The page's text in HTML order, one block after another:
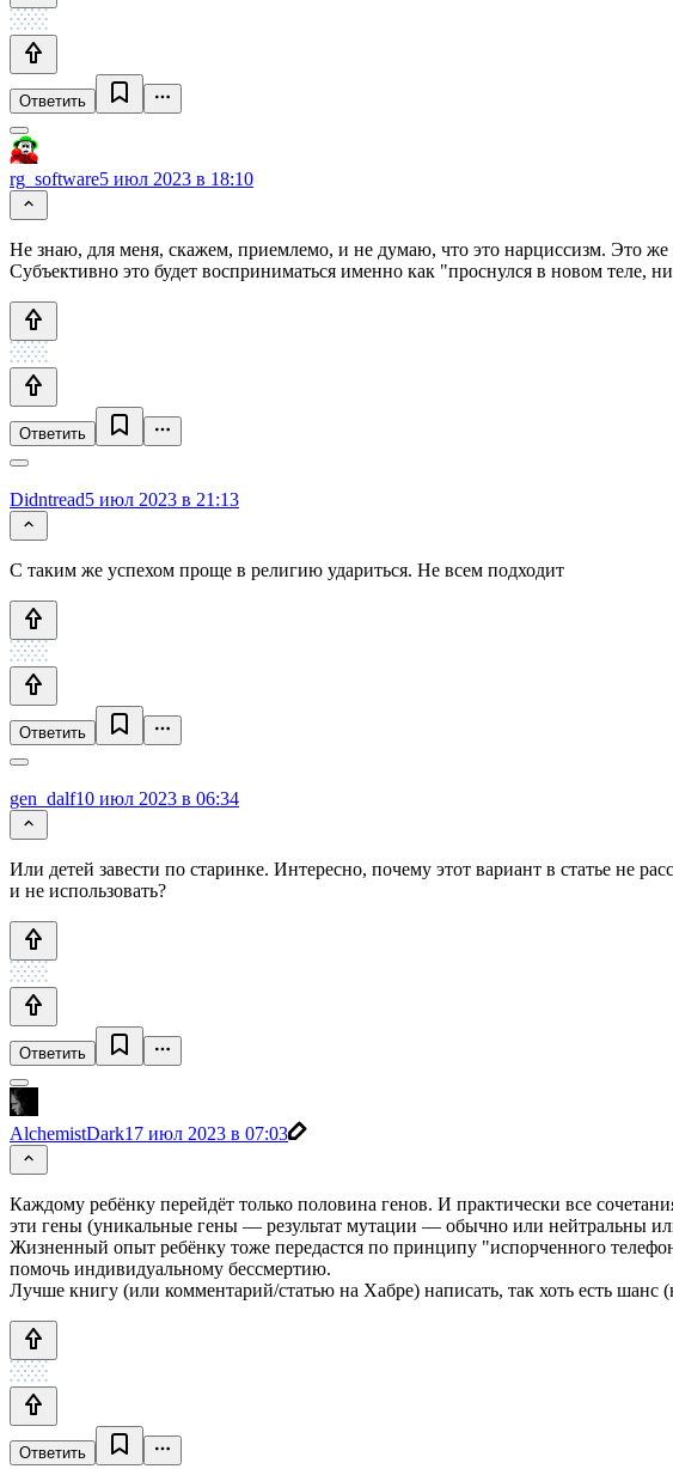
Ответить
rg_software5 июл 2023 в 18:10
Не знаю, для меня, скажем, приемлемо, и не думаю, что это нарциссизм. Это
Субъективно это будет восприниматься именно как "проснулся в новом теле,
Ответить
Didntread5 июл 2023 в 21:13
С таким же успехом проще в религию удариться. Не всем подходит
Ответить
gen_dalf10 июл 2023 в 06:34
Или детей завести по старинке. Интересно, почему этот вариант в статье не
и не использовать?
Ответить
AlchemistDark17 июл 2023 в 07:03
Каждому ребёнку перейдёт только половина генов. И практически все
эти гены (уникальные гены — результат мутации — обычно или нейтральны
Жизненный опыт ребёнку тоже передастся по принципу "испорченного
помочь индивидуальному бессмертию.
Лучше книгу (или комментарий/статью на Хабре) написать, так хоть есть шанс
Ответить